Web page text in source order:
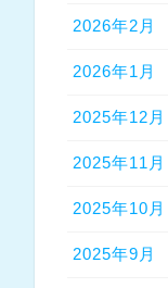
2026年2月
2026年1月
2025年12月
2025年11月
2025年10月
2025年9月